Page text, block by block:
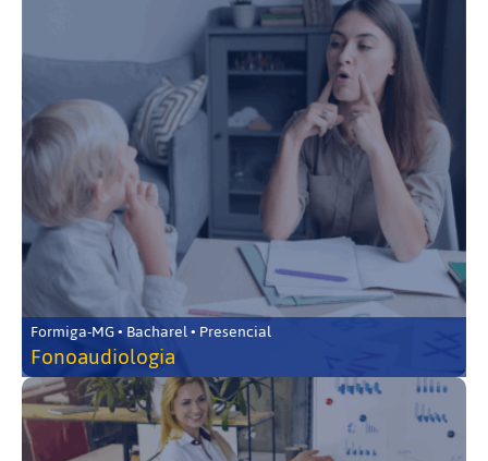
Formiga-MG • Bacharel • Presencial
Fonoaudiologia